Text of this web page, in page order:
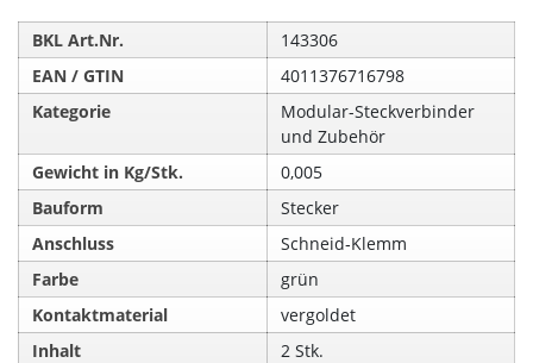
BKL Art.Nr.
143306
EAN / GTIN
4011376716798
Kategorie
Modular-Steckverbinder
und Zubehör
Gewicht in Kg/Stk.
0,005
Bauform
Stecker
Anschluss
Schneid‑Klemm
Farbe
grün
Kontaktmaterial
vergoldet
Inhalt
2 Stk.